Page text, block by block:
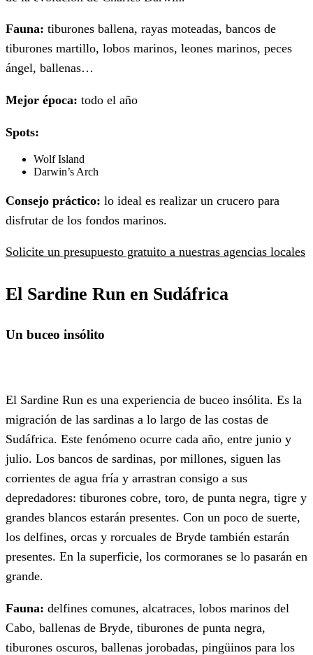
Fauna: tiburones ballena, rayas moteadas, bancos de
tiburones martillo, lobos marinos, leones marinos, peces
ángel, ballenas…
Mejor época: todo el año
Spots:
Wolf Island
Darwin’s Arch
Consejo práctico: lo ideal es realizar un crucero para
disfrutar de los fondos marinos.
Solicite un presupuesto gratuito a nuestras agencias locales
El Sardine Run en Sudáfrica
Un buceo insólito
El Sardine Run es una experiencia de buceo insólita. Es la
migración de las sardinas a lo largo de las costas de
Sudáfrica. Este fenómeno ocurre cada año, entre junio y
julio. Los bancos de sardinas, por millones, siguen las
corrientes de agua fría y arrastran consigo a sus
depredadores: tiburones cobre, toro, de punta negra, tigre y
grandes blancos estarán presentes. Con un poco de suerte,
los delfines, orcas y rorcuales de Bryde también estarán
presentes. En la superficie, los cormoranes se lo pasarán en
grande.
Fauna: delfines comunes, alcatraces, lobos marinos del
Cabo, ballenas de Bryde, tiburones de punta negra,
tiburones oscuros, ballenas jorobadas, pingüinos para los